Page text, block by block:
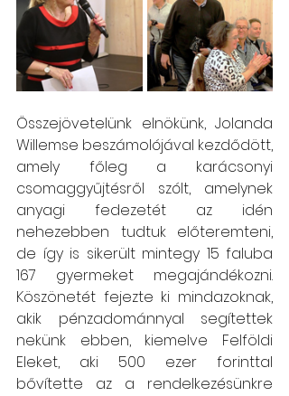
Összejövetelünk elnökünk, Jolanda
Willemse beszámolójával kezdődött,
amely főleg a karácsonyi
csomaggyűjtésről szólt, amelynek
anyagi fedezetét az idén
nehezebben tudtuk előteremteni,
de így is sikerült mintegy 15 faluba
167 gyermeket megajándékozni.
Köszönetét fejezte ki mindazoknak,
akik pénzadománnyal segítettek
nekünk ebben, kiemelve Felföldi
Eleket, aki 500 ezer forinttal
bővítette az a rendelkezésünkre